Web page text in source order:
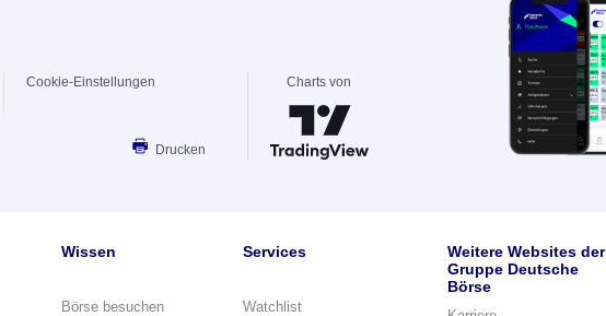
Cookie-Einstellungen
Drucken
Charts von
Wissen
Börse besuchen
Services
Watchlist
Weitere Websites der
Gruppe Deutsche
Börse